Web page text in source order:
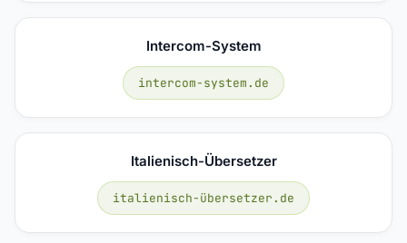
Intercom-System
intercom-system.de
Italienisch-Übersetzer
italienisch-übersetzer.de